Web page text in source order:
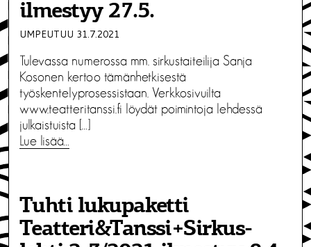
ilmestyy 27.5.
UMPEUTUU 31.7.2021
Tulevassa numerossa mm. sirkustaiteilija Sanja
Kosonen kertoo tämänhetkisestä
työskentelyprosessistaan. Verkkosivuilta
www.teatteritanssi.fi löydät poimintoja lehdessä
julkaistuista […]
Lue lisää…
Tuhti lukupaketti
Teatteri&Tanssi+Sirkus-